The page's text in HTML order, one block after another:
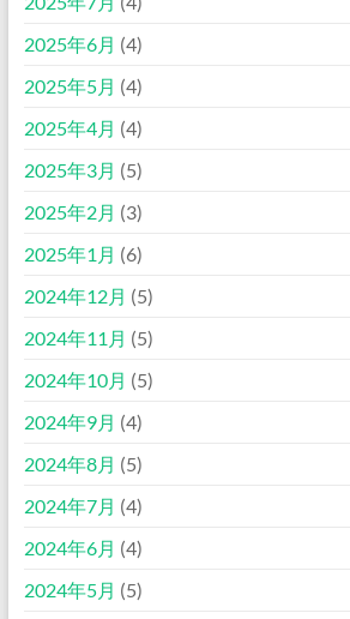
2025年6月 (4)
2025年5月 (4)
2025年4月 (4)
2025年3月 (5)
2025年2月 (3)
2025年1月 (6)
2024年12月 (5)
2024年11月 (5)
2024年10月 (5)
2024年9月 (4)
2024年8月 (5)
2024年7月 (4)
2024年6月 (4)
2024年5月 (5)